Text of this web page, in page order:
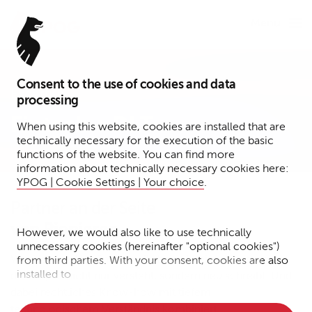
Consent to the use of cookies and data
processing
When using this website, cookies are installed that are
technically necessary for the execution of the basic
functions of the website. You can find more
information about technically necessary cookies here:
YPOG | Cookie Settings | Your choice.
However, we would also like to use technically
unnecessary cookies (hereinafter "optional cookies")
from third parties. With your consent, cookies are also
installed to
Expertise
Fintech + DLT
von Pionieren
Wer das Spiel verändern will, braucht einen Partner, der
die Regeln nicht nur versteht, sondern neu schreibt. Und